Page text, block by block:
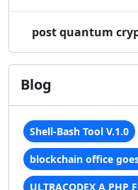
post quantum
Blog
Shell-Bash Tool V.1.0
blockchain office
ULTRACODEX A PHP